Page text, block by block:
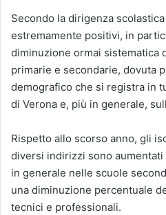
Secondo la dirigenza
estremamente positivi, in
diminuzione ormai sistematica
primarie e secondarie, dovuta
demografico che si registra in
di Verona e, più in generale,
Rispetto allo scorso anno, gli
diversi indirizzi sono aumentati
in generale nelle scuole
una diminuzione percentuale
tecnici e professionali.